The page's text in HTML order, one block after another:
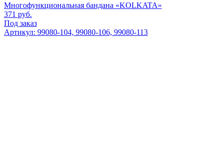
Многофункциональная бандана «KOLKATA»
371 руб.
Под заказ
Артикул: 99080-104, 99080-106, 99080-113